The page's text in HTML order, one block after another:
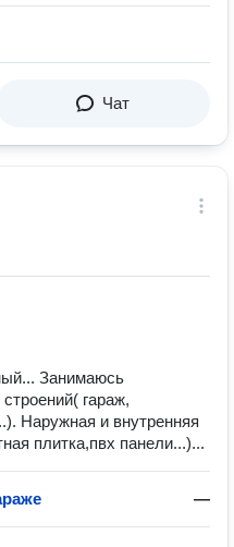
Чат
Занимаюсь
гараж,
Наружная и внутренняя
плитка,пвх панели...)...
—